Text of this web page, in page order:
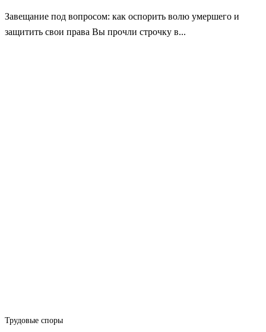
Завещание под вопросом: как оспорить волю умершего и
защитить свои права Вы прочли строчку в...
Трудовые споры